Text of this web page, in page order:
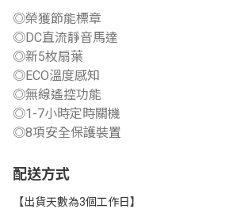
◎榮獲節能標章
◎DC直流靜音馬達
◎新5枚扇葉
◎ECO溫度感知
◎無線遙控功能
◎1-7小時定時關機
◎8項安全保護裝置
配送方式
【出貨天數為3個工作日】